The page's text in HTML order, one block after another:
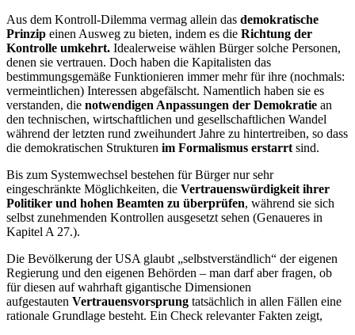
Aus dem Kontroll-Dilemma vermag allein das demokratische
Prinzip einen Ausweg zu bieten, indem es die Richtung der
Kontrolle umkehrt. Idealerweise wählen Bürger solche Personen,
denen sie vertrauen. Doch haben die Kapitalisten das
bestimmungsgemäße Funktionieren immer mehr für ihre (nochmals:
vermeintlichen) Interessen abgefälscht. Namentlich haben sie es
verstanden, die notwendigen Anpassungen der Demokratie an
den technischen, wirtschaftlichen und gesellschaftlichen Wandel
während der letzten rund zweihundert Jahre zu hintertreiben, so dass
die demokratischen Strukturen im Formalismus erstarrt sind.
Bis zum Systemwechsel bestehen für Bürger nur sehr
eingeschränkte Möglichkeiten, die Vertrauenswürdigkeit ihrer
Politiker und hohen Beamten zu überprüfen, während sie sich
selbst zunehmenden Kontrollen ausgesetzt sehen (Genaueres in
Kapitel A 27.).
Die Bevölkerung der USA glaubt „selbstverständlich“ der eigenen
Regierung und den eigenen Behörden – man darf aber fragen, ob
für diesen auf wahrhaft gigantische Dimensionen
aufgestauten Vertrauensvorsprung tatsächlich in allen Fällen eine
rationale Grundlage besteht. Ein Check relevanter Fakten zeigt,